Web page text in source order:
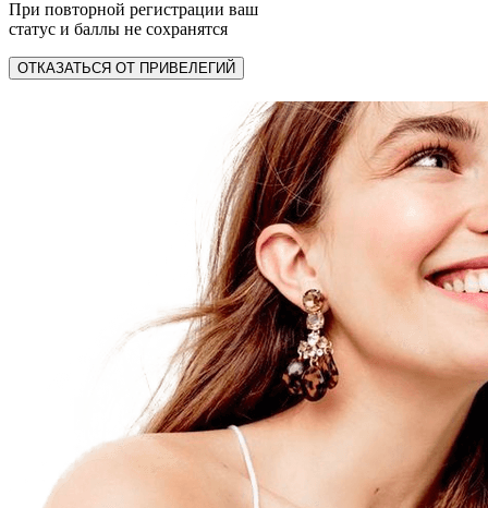
При повторной регистрации ваш
статус и баллы не сохранятся
ОТКАЗАТЬСЯ ОТ ПРИВЕЛЕГИЙ